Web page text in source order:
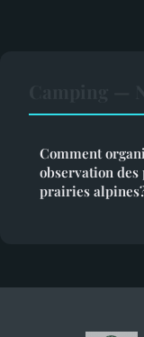
Comment
observation
prairies